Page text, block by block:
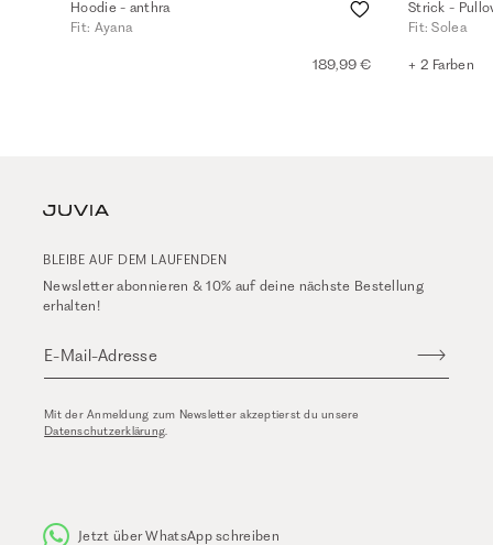
Hoodie - anthra
Fit: Ayana
189,99 €
Strick -
Fit: Solea
+ 2 Farben
BLEIBE AUF DEM LAUFENDEN
Newsletter abonnieren & 10% auf deine nächste Bestellung
erhalten!
E-Mail-Adresse
Mit der Anmeldung zum Newsletter akzeptierst du unsere
Datenschutzerklärung
Jetzt über WhatsApp schreiben